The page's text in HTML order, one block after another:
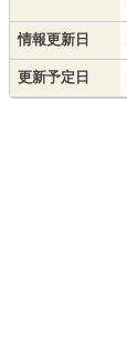
情報更新日
更新予定日